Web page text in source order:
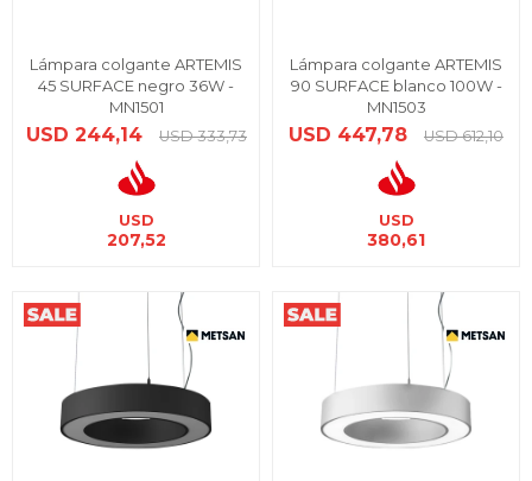
Lámpara colgante ARTEMIS
45 SURFACE negro 36W -
MN1501
USD 244,14 USD 333,73
USD
207,52
Lámpara colgante ARTEMIS
90 SURFACE blanco 100W -
MN1503
USD 447,78 USD 612,10
USD
380,61